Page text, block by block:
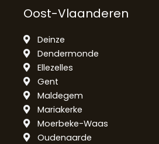
Oost-Vlaanderen
Deinze
Dendermonde
Ellezelles
Gent
Maldegem
Mariakerke
Moerbeke-Waas
Oudenaarde